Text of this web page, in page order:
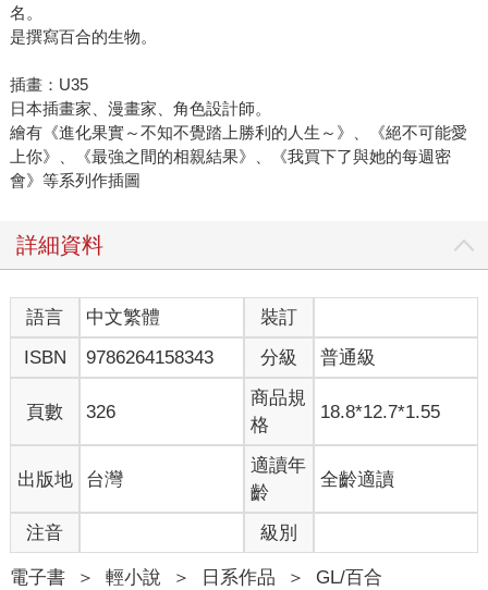
名。
是撰寫百合的生物。
插畫：U35
日本插畫家、漫畫家、角色設計師。
繪有《進化果實～不知不覺踏上勝利的人生～》、《絕不可能愛
上你》、《最強之間的相親結果》、《我買下了與她的每週密
會》等系列作插圖
詳細資料
語言 中文繁體
裝訂
ISBN
9786264158343 分級 普通級
頁數 326
商品規
格
18.8*12.7*1.55
出版地 台灣
適讀年
齡
全齡適讀
注音 級別
電子書 ＞ 輕小說 ＞ 日系作品 ＞ GL/百合